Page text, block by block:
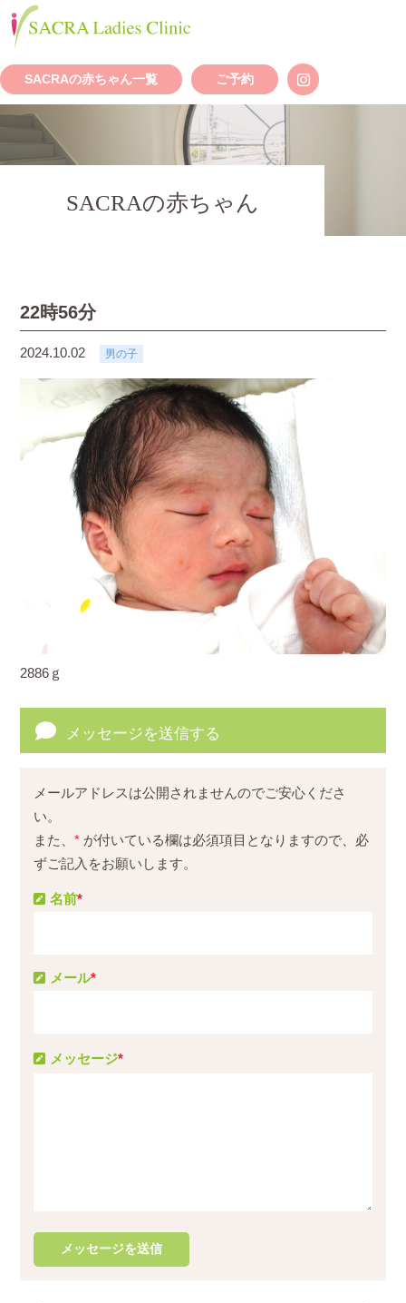
SACRAの赤ちゃん一覧 ご予約
SACRAの赤ちゃん
22時56分
2024.10.02 男の子
2886ｇ
メッセージを送信する
メールアドレスは公開されませんのでご安心くださ
い。
また、* が付いている欄は必須項目となりますので、必
ずご記入をお願いします。
メッセージ*
名前*
メール*